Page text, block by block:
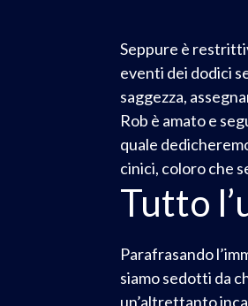
Seppure è
eventi dei dodici
saggezza,
Rob è amato e
quale
cinici, coloro che
Tutto
Parafrasando
siamo sedotti da
un’altrettanto